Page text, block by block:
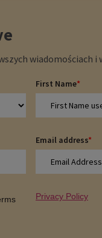
wiadomościach i
First Name*
Email address*
Privacy Policy